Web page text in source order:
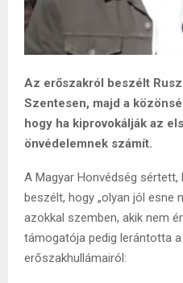
Az erőszakról beszélt
Szentesen, majd a
hogy ha kiprovokálják az
önvédelemnek számít.
A Magyar Honvédség
beszélt, hogy „olyan jól esne
azokkal szemben, akik nem
támogatója pedig lerántotta
erőszakhullámairól: